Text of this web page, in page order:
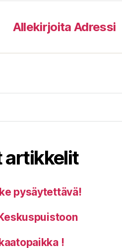
Allekirjoita Adressi
artikkelit
pysäytettävä!
!